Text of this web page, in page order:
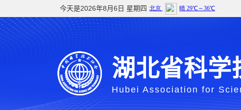
今天是2026年8月6日 星期四
湖北省科学
Hubei Association for